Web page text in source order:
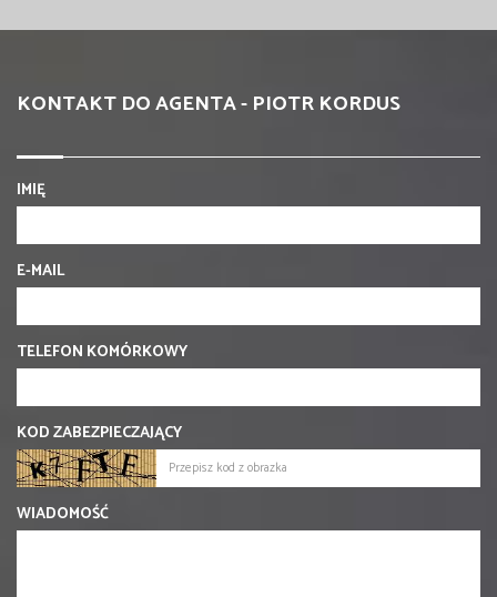
KONTAKT DO AGENTA - PIOTR KORDUS
IMIĘ
E-MAIL
TELEFON KOMÓRKOWY
KOD ZABEZPIECZAJĄCY
WIADOMOŚĆ